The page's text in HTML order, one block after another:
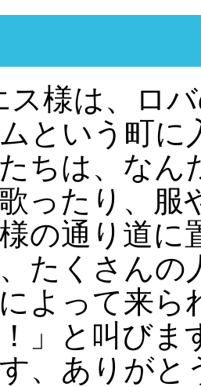
ス様は、ロ
という町に
ちは、なん
ったり、服
の通り道に
たくさん
よって来ら
」と叫びま
、ありがと